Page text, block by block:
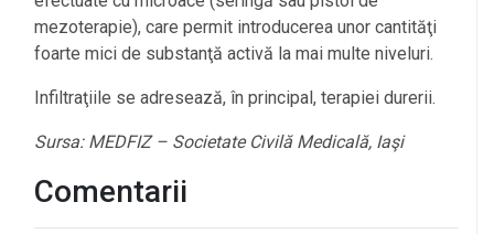
mezoterapie), care permit introducerea unor cantităţi
foarte mici de substanţă activă la mai multe niveluri.
Infiltraţiile se adresează, în principal, terapiei durerii.
Sursa: MEDFIZ – Societate Civilă Medicală, Iaşi
Comentarii